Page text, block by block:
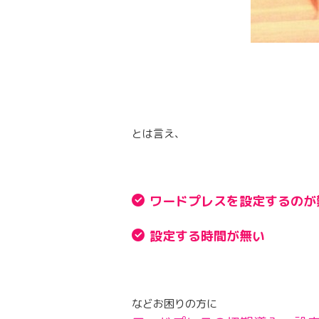
とは言え、
ワードプレスを設定するの
設定する時間が無い
などお困りの方に